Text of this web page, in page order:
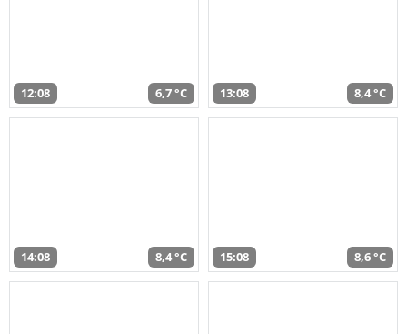
12:08 6,7 °C 13:08 8,4 °C
14:08 8,4 °C 15:08 8,6 °C